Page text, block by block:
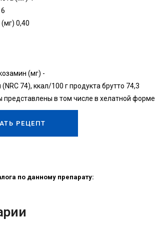
0,40
(мг) -
74), ккал/100 г продукта брутто 74,3
в том числе в хелатной форме.
РЕЦЕПТ
по данному препарату: